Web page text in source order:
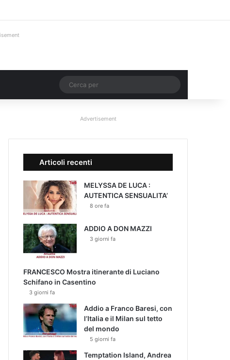
Un articolo a caso
per
Advertisement
Articoli recenti
MELYSSA DE LUCA :
AUTENTICA SENSUALITA’
8 ore fa
ADDIO A DON MAZZI
3 giorni fa
FRANCESCO Mostra itinerante di Luciano
Schifano in Casentino
3 giorni fa
Addio a Franco Baresi, con
l’Italia e il Milan sul tetto
del mondo
5 giorni fa
Temptation Island, Andrea